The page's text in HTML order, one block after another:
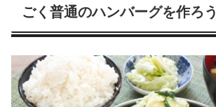
ごく普通のハンバーグを作ろう